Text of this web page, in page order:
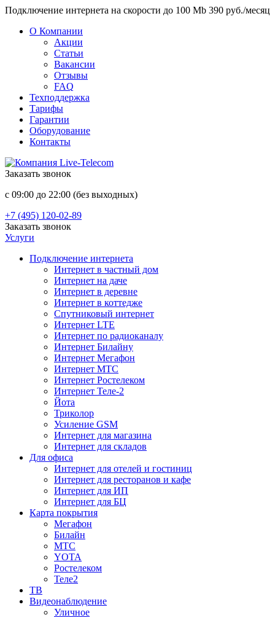
Подключение интернета на скорости до 100 Mb 390 руб./месяц
О Компании
Акции
Статьи
Вакансии
Отзывы
FAQ
Техподдержка
Тарифы
Гарантии
Оборудование
Контакты
Заказать звонок
с 09:00 до 22:00 (без выходных)
+7 (495) 120-02-89
Заказать звонок
Услуги
Подключение интернета
Интернет в частный дом
Интернет на даче
Интернет в деревне
Интернет в коттедже
Спутниковый интернет
Интернет LTE
Интернет по радиоканалу
Интернет Билайну
Интернет Мегафон
Интернет МТС
Интернет Ростелеком
Интернет Теле-2
Йота
Триколор
Усиление GSM
Интернет для магазина
Интернет для складов
Для офиса
Интернет для отелей и гостиниц
Интернет для ресторанов и кафе
Интернет для ИП
Интернет для БЦ
Карта покрытия
Мегафон
Билайн
МТС
YOTA
Ростелеком
Теле2
ТВ
Видеонаблюдение
Уличное